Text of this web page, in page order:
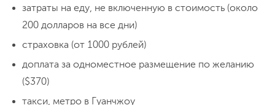
нас подниметфуникулёр. Когда-то это
был самый длинный высокогорный
фуникулёр в мире: длина пролетов
Подъём и прогулка на горе Тяньмэньшань (около 15
км пешком)
Горы Аватара
затраты на еду, не включенную в стоимость (около
200 долларов на все дни)
страховка (от 1000 рублей)
доплата за одноместное размещение по желанию
($370)
такси, метро в Гуанчжоу